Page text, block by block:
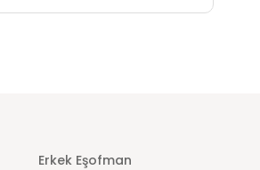
Erkek Eşofman